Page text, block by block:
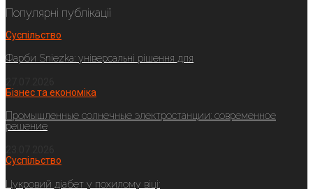
Популярні публікації
Суспільство
Фарби Sniezka: універсальні рішення для
Бізнес та економіка
Промышленные солнечные электростанции: современное
решение
Суспільство
Цукровий діабет у похилому віці: